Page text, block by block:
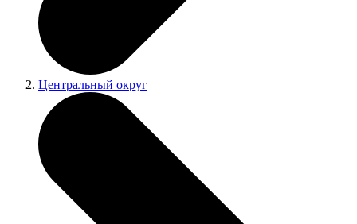
Центральный округ